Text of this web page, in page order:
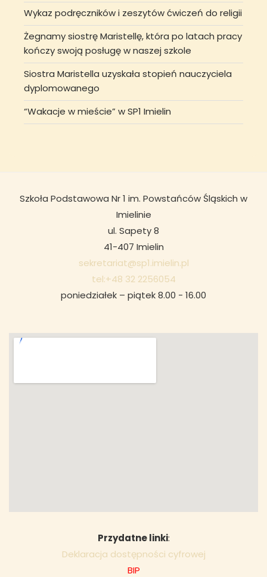
Wykaz podręczników i zeszytów ćwiczeń do religii
Żegnamy siostrę Maristellę, która po latach pracy
kończy swoją posługę w naszej szkole
Siostra Maristella uzyskała stopień nauczyciela
dyplomowanego
“Wakacje w mieście” w SP1 Imielin
Szkoła Podstawowa Nr 1 im. Powstańców Śląskich w
Imielinie
ul. Sapety 8
41-407 Imielin
sekretariat@sp1.imielin.pl
tel:+48 32 2256054
poniedziałek – piątek 8.00 - 16.00
Przydatne linki:
Deklaracja dostępności cyfrowej
BIP